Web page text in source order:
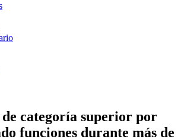
categoría superior por
funciones durante más de